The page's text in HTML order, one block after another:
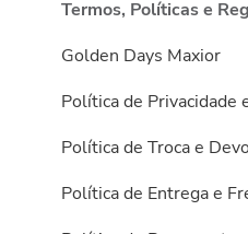
Termos, Políticas e
Golden Days Maxior
Política de Privacidade
Política de Troca e
Política de Entrega e